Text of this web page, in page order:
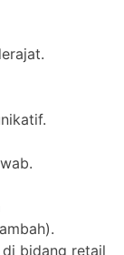
bidang retail